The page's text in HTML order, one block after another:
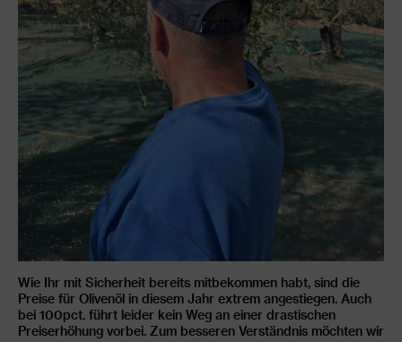
Wie Ihr mit Sicherheit bereits mitbekommen habt, sind die
Preise für Olivenöl in diesem Jahr extrem angestiegen. Auch
bei 100pct. führt leider kein Weg an einer drastischen
Preiserhöhung vorbei. Zum besseren Verständnis möchten wir